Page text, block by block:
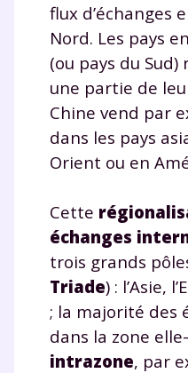
flux d’échanges
Nord. Les pays
(ou pays du
une partie de
Chine vend par
dans les pays
Orient ou en
Cette
échanges
trois grands
Triade) : l’Asie,
; la majorité des
dans la zone
intrazone, par